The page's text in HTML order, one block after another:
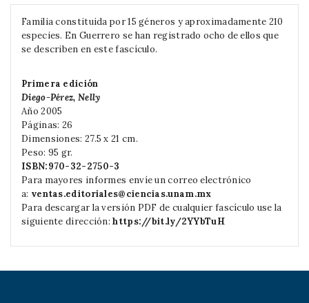
Familia constituida por 15 géneros y aproximadamente 210
especies. En Guerrero se han registrado ocho de ellos que
se describen en este fascículo.
Primera edición
Diego-Pérez, Nelly
Año 2005
Páginas: 26
Dimensiones: 27.5 x 21 cm.
Peso: 95 gr.
ISBN:970-32-2750-3
Para mayores informes envíe un correo electrónico
a: ventas.editoriales@ciencias.unam.mx
Para descargar la versión PDF de cualquier fascículo use la
siguiente dirección: https://bit.ly/2YYbTuH